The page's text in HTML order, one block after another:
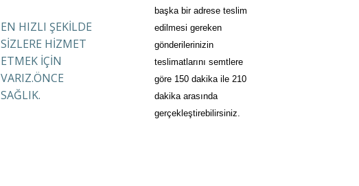
EN HIZLI ŞEKİLDE
SİZLERE HİZMET
ETMEK İÇİN
VARIZ.ÖNCE
SAĞLIK.
başka bir adrese teslim
edilmesi gereken
gönderilerinizin
teslimatlarını semtlere
göre 150 dakika ile 210
dakika arasında
gerçekleştirebilirsiniz.